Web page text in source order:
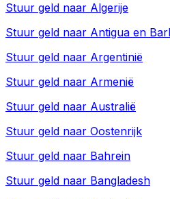
Stuur geld naar Algerije
Stuur geld naar Antigua en
Stuur geld naar Argentinië
Stuur geld naar Armenië
Stuur geld naar Australië
Stuur geld naar Oostenrijk
Stuur geld naar Bahrein
Stuur geld naar Bangladesh